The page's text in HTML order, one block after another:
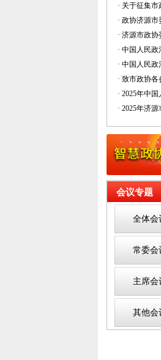
· 关于征集
· 政协济源
· 济源市政
· 中国人民
· 中国人民
· 致市政协
· 2025年中
· 2025年济
会议专题
全体会
常委会
主席会
其他会